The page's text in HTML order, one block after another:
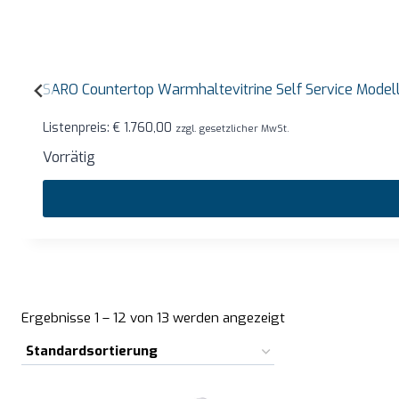
Ergebnisse 1 – 12 von 13 werden angezeigt
SARO Countertop Warmhaltevitrine Self Service
Listenpreis: € 1.760,00 zzgl. gesetzlicher MwSt.
Vorrätig